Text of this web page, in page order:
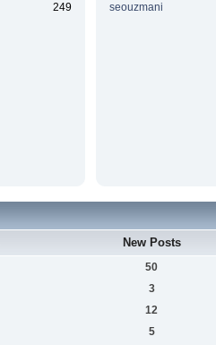
249
seouzmani
New Posts
50
3
12
5